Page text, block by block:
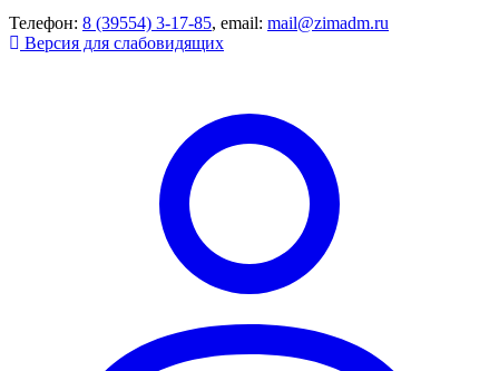
Телефон: 8 (39554) 3-17-85, email: mail@zimadm.ru
Версия для слабовидящих